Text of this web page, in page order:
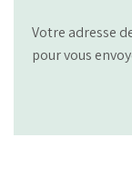
Votre adresse
pour vous